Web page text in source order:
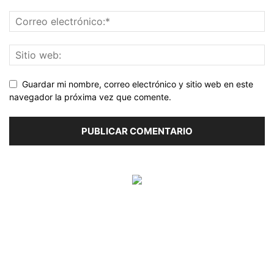
Guardar mi nombre, correo electrónico y sitio web en este
navegador la próxima vez que comente.